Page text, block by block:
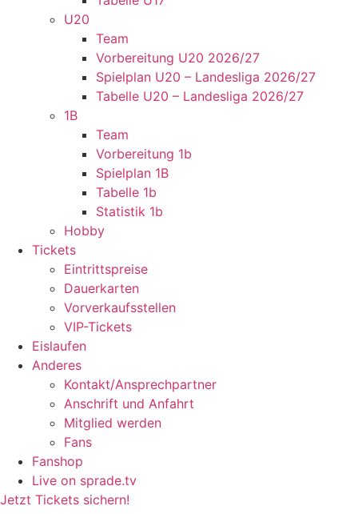
U20
Team
Vorbereitung U20 2026/27
Spielplan U20 – Landesliga 2026/27
Tabelle U20 – Landesliga 2026/27
1B
Team
Vorbereitung 1b
Spielplan 1B
Tabelle 1b
Statistik 1b
Hobby
Tickets
Eintrittspreise
Dauerkarten
Vorverkaufsstellen
VIP-Tickets
Eislaufen
Anderes
Kontakt/Ansprechpartner
Anschrift und Anfahrt
Mitglied werden
Fans
Fanshop
Live on sprade.tv
Jetzt Tickets sichern!